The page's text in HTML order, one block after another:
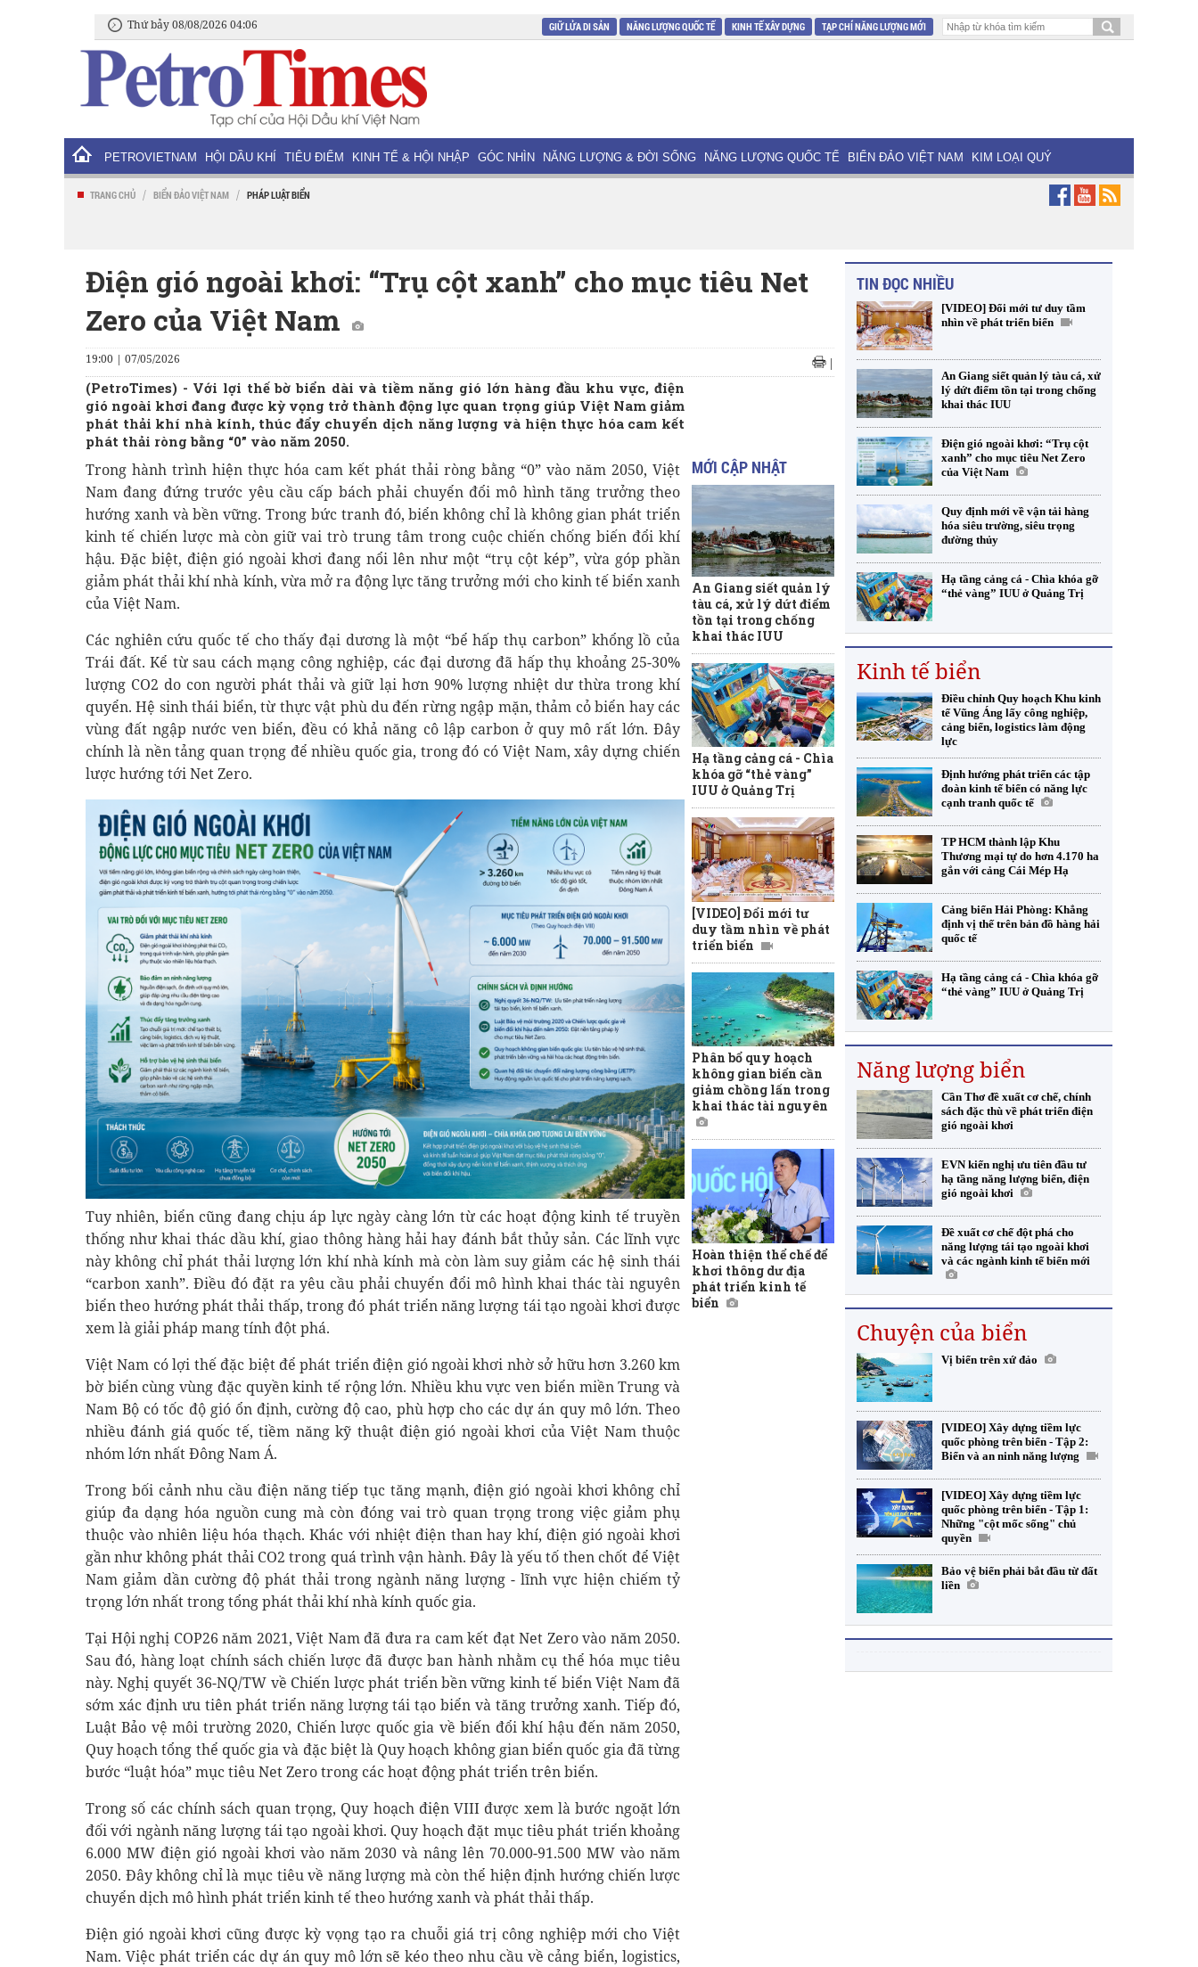
Thứ bảy 08/08/2026 04:06 GIỮ LỬA DI SẢN NĂNG LƯỢNG QUỐC TẾ KINH TẾ XÂY DỰNG TẠP CHÍ NĂNG LƯỢNG MỚI
PETROVIETNAM HỘI DẦU KHÍ TIÊU ĐIỂM KINH TẾ & HỘI NHẬP GÓC NHÌN NĂNG LƯỢNG & ĐỜI SỐNG NĂNG LƯỢNG QUỐC TẾ BIỂN ĐẢO VIỆT NAM KIM LOẠI QUÝ
TRANG CHỦ / BIỂN ĐẢO VIỆT NAM / PHÁP LUẬT BIỂN
Điện gió ngoài khơi: “Trụ cột xanh” cho mục tiêu Net
Zero của Việt Nam
19:00 | 07/05/2026 |
(PetroTimes) - Với lợi thế bờ biển dài và tiềm năng gió lớn hàng đầu khu vực, điện
gió ngoài khơi đang được kỳ vọng trở thành động lực quan trọng giúp Việt Nam giảm
phát thải khí nhà kính, thúc đẩy chuyển dịch năng lượng và hiện thực hóa cam kết
phát thải ròng bằng “0” vào năm 2050.
Trong hành trình hiện thực hóa cam kết phát thải ròng bằng “0” vào năm 2050, Việt
Nam đang đứng trước yêu cầu cấp bách phải chuyển đổi mô hình tăng trưởng theo
hướng xanh và bền vững. Trong bức tranh đó, biển không chỉ là không gian phát triển
kinh tế chiến lược mà còn giữ vai trò trung tâm trong cuộc chiến chống biến đổi khí
hậu. Đặc biệt, điện gió ngoài khơi đang nổi lên như một “trụ cột kép”, vừa góp phần
giảm phát thải khí nhà kính, vừa mở ra động lực tăng trưởng mới cho kinh tế biển xanh
của Việt Nam.
Các nghiên cứu quốc tế cho thấy đại dương là một “bể hấp thụ carbon” khổng lồ của
Trái đất. Kể từ sau cách mạng công nghiệp, các đại dương đã hấp thụ khoảng 25-30%
lượng CO2 do con người phát thải và giữ lại hơn 90% lượng nhiệt dư thừa trong khí
quyển. Hệ sinh thái biển, từ thực vật phù du đến rừng ngập mặn, thảm cỏ biển hay các
vùng đất ngập nước ven biển, đều có khả năng cô lập carbon ở quy mô rất lớn. Đây
chính là nền tảng quan trọng để nhiều quốc gia, trong đó có Việt Nam, xây dựng chiến
lược hướng tới Net Zero.
Tuy nhiên, biển cũng đang chịu áp lực ngày càng lớn từ các hoạt động kinh tế truyền
thống như khai thác dầu khí, giao thông hàng hải hay đánh bắt thủy sản. Các lĩnh vực
này không chỉ phát thải lượng lớn khí nhà kính mà còn làm suy giảm các hệ sinh thái
“carbon xanh”. Điều đó đặt ra yêu cầu phải chuyển đổi mô hình khai thác tài nguyên
biển theo hướng phát thải thấp, trong đó phát triển năng lượng tái tạo ngoài khơi được
xem là giải pháp mang tính đột phá.
Việt Nam có lợi thế đặc biệt để phát triển điện gió ngoài khơi nhờ sở hữu hơn 3.260 km
bờ biển cùng vùng đặc quyền kinh tế rộng lớn. Nhiều khu vực ven biển miền Trung và
Nam Bộ có tốc độ gió ổn định, cường độ cao, phù hợp cho các dự án quy mô lớn. Theo
nhiều đánh giá quốc tế, tiềm năng kỹ thuật điện gió ngoài khơi của Việt Nam thuộc
nhóm lớn nhất Đông Nam Á.
Trong bối cảnh nhu cầu điện năng tiếp tục tăng mạnh, điện gió ngoài khơi không chỉ
giúp đa dạng hóa nguồn cung mà còn đóng vai trò quan trọng trong việc giảm phụ
thuộc vào nhiên liệu hóa thạch. Khác với nhiệt điện than hay khí, điện gió ngoài khơi
gần như không phát thải CO2 trong quá trình vận hành. Đây là yếu tố then chốt để Việt
Nam giảm dần cường độ phát thải trong ngành năng lượng - lĩnh vực hiện chiếm tỷ
trọng lớn nhất trong tổng phát thải khí nhà kính quốc gia.
Tại Hội nghị COP26 năm 2021, Việt Nam đã đưa ra cam kết đạt Net Zero vào năm 2050.
Sau đó, hàng loạt chính sách chiến lược đã được ban hành nhằm cụ thể hóa mục tiêu
này. Nghị quyết 36-NQ/TW về Chiến lược phát triển bền vững kinh tế biển Việt Nam đã
sớm xác định ưu tiên phát triển năng lượng tái tạo biển và tăng trưởng xanh. Tiếp đó,
Luật Bảo vệ môi trường 2020, Chiến lược quốc gia về biến đổi khí hậu đến năm 2050,
Quy hoạch tổng thể quốc gia và đặc biệt là Quy hoạch không gian biển quốc gia đã từng
bước “luật hóa” mục tiêu Net Zero trong các hoạt động phát triển trên biển.
Trong số các chính sách quan trọng, Quy hoạch điện VIII được xem là bước ngoặt lớn
đối với ngành năng lượng tái tạo ngoài khơi. Quy hoạch đặt mục tiêu phát triển khoảng
6.000 MW điện gió ngoài khơi vào năm 2030 và nâng lên 70.000-91.500 MW vào năm
2050. Đây không chỉ là mục tiêu về năng lượng mà còn thể hiện định hướng chiến lược
chuyển dịch mô hình phát triển kinh tế theo hướng xanh và phát thải thấp.
Điện gió ngoài khơi cũng được kỳ vọng tạo ra chuỗi giá trị công nghiệp mới cho Việt
Nam. Việc phát triển các dự án quy mô lớn sẽ kéo theo nhu cầu về cảng biển, logistics,
MỚI CẬP NHẬT
An Giang siết quản lý
tàu cá, xử lý dứt điểm
tồn tại trong chống
khai thác IUU
Hạ tầng cảng cá - Chìa
khóa gỡ “thẻ vàng”
IUU ở Quảng Trị
[VIDEO] Đổi mới tư
duy tầm nhìn về phát
triển biển
Phân bổ quy hoạch
không gian biển cần
giảm chồng lấn trong
khai thác tài nguyên
Hoàn thiện thể chế để
khơi thông dư địa
phát triển kinh tế
biển
TIN ĐỌC NHIỀU
[VIDEO] Đổi mới tư duy tầm
nhìn về phát triển biển
An Giang siết quản lý tàu cá, xử
lý dứt điểm tồn tại trong chống
khai thác IUU
Điện gió ngoài khơi: “Trụ cột
xanh” cho mục tiêu Net Zero
của Việt Nam
Quy định mới về vận tải hàng
hóa siêu trường, siêu trọng
đường thủy
Hạ tầng cảng cá - Chìa khóa gỡ
“thẻ vàng” IUU ở Quảng Trị
Kinh tế biển
Điều chỉnh Quy hoạch Khu kinh
tế Vũng Áng lấy công nghiệp,
cảng biển, logistics làm động
lực
Định hướng phát triển các tập
đoàn kinh tế biển có năng lực
cạnh tranh quốc tế
TP HCM thành lập Khu
Thương mại tự do hơn 4.170 ha
gắn với cảng Cái Mép Hạ
Cảng biển Hải Phòng: Khẳng
định vị thế trên bản đồ hàng hải
quốc tế
Hạ tầng cảng cá - Chìa khóa gỡ
“thẻ vàng” IUU ở Quảng Trị
Năng lượng biển
Cần Thơ đề xuất cơ chế, chính
sách đặc thù về phát triển điện
gió ngoài khơi
EVN kiến nghị ưu tiên đầu tư
hạ tầng năng lượng biển, điện
gió ngoài khơi
Đề xuất cơ chế đột phá cho
năng lượng tái tạo ngoài khơi
và các ngành kinh tế biển mới
Chuyện của biển
Vị biển trên xứ đảo
[VIDEO] Xây dựng tiềm lực
quốc phòng trên biển - Tập 2:
Biển và an ninh năng lượng
[VIDEO] Xây dựng tiềm lực
quốc phòng trên biển - Tập 1:
Những "cột mốc sống" chủ
quyền
Bảo vệ biển phải bắt đầu từ đất
liền